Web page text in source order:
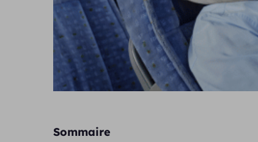
Sommaire